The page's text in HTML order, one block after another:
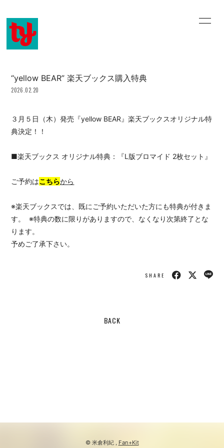
home
profile
history
music video
online shop
email
会員登録 ログイン
“yellow BEAR” 楽天ブックス購入特典
2026.02.20
３月５日（木）発売『yellow BEAR』楽天ブックスオリジナル特
典決定！！
■楽天ブックス オリジナル特典：『L版ブロマイド 2枚セット』
ご予約はこちらから
※楽天ブックスでは、既にご予約いただいた方にも特典が付きま
す。 ※特典の数に限りがありますので、なくなり次第終了とな
ります。
予めご了承下さい。
SHARE
BACK
© 米倉利紀 , Fan+Kit